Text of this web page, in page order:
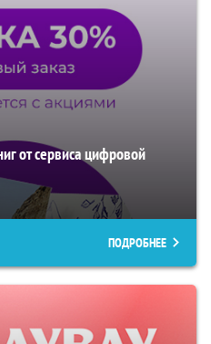
от сервиса цифровой
ПОДРОБНЕЕ